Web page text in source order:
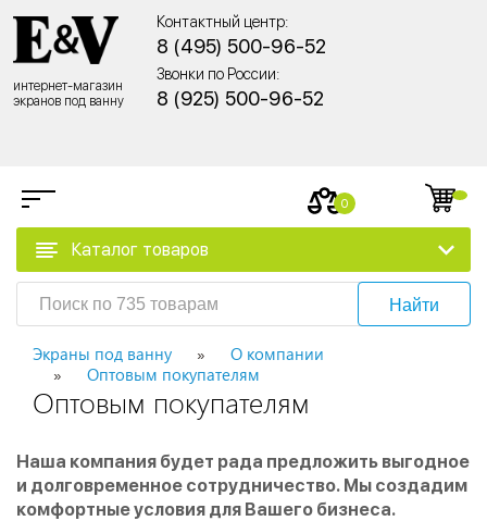
интернет-магазин
экранов под ванну
Контактный центр:
8 (495) 500-96-52
Звонки по России:
8 (925) 500-96-52
0
Каталог товаров
Найти
Экраны под ванну
О компании
Оптовым покупателям
Оптовым покупателям
Наша компания будет рада предложить выгодное
и долговременное сотрудничество. Мы создадим
комфортные условия для Вашего бизнеса.